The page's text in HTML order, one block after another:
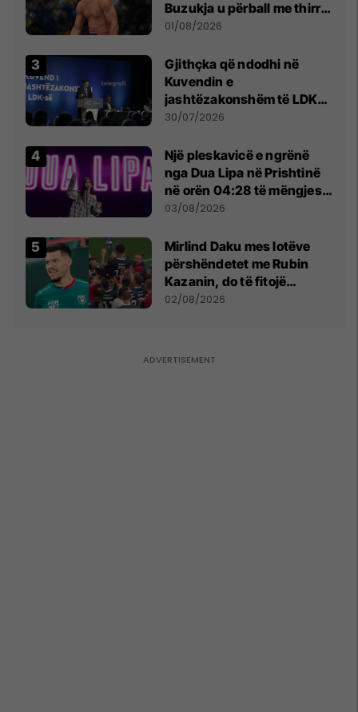
Buzukja u përball me thirrje
anti-shqiptare nga
01/08/2026
Gjithçka që ndodhi në
Kuvendin e
jashtëzakonshëm të LDK-
së
30/07/2026
Një pleskavicë e ngrënë
nga Dua Lipa në Prishtinë
në orën 04:28 të mëngjesit
- dhe bota digjitale serbe
03/08/2026
Mirlind Daku mes lotëve
përshëndetet me Rubin
Kazanin, do të fitojë
miliona te Spartak Moska
02/08/2026